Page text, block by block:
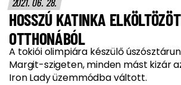
HOSSZÚ KATINKA
OTTHONÁBÓL
A tokiói olimpiára készülő
Margit-szigeten, minden mást kizár
Iron Lady üzemmódba váltott.